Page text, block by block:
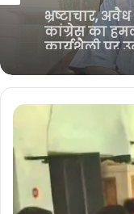
ग्राम
टूट रहे ताले,
कैद कर दिया